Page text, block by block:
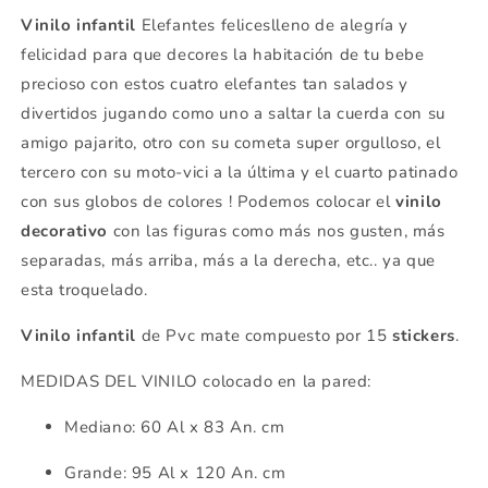
Vinilo infantil Elefantes feliceslleno de alegría y
felicidad para que decores la habitación de tu bebe
precioso con estos cuatro elefantes tan salados y
divertidos jugando como uno a saltar la cuerda con su
amigo pajarito, otro con su cometa super orgulloso, el
tercero con su moto-vici a la última y el cuarto patinado
con sus globos de colores ! Podemos colocar elvinilo
decorativo con las figuras como más nos gusten, más
separadas, más arriba, más a la derecha, etc.. ya que
esta troquelado.
Vinilo infantil de Pvc mate compuesto por 15stickers.
MEDIDAS DEL VINILO colocado en la pared:
Mediano: 60 Al x 83 An. cm
Grande: 95 Al x 120 An. cm